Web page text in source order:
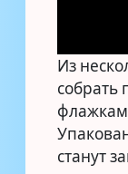
Из
собрать
станут